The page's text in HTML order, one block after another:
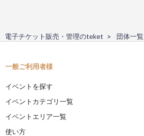
電子チケット販売・管理のteket 団体一覧
一般ご利用者様
イベントを探す
イベントカテゴリ一覧
イベントエリア一覧
使い方